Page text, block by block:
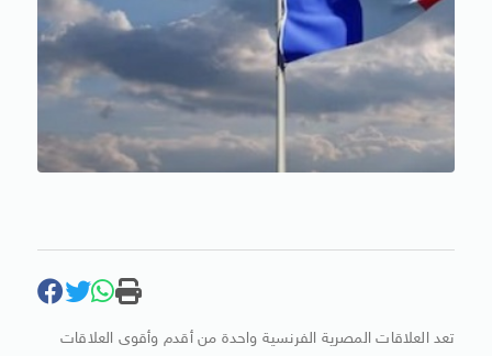
تعد العلاقات المصرية الفرنسية واحدة من أقدم وأقوى العلاقات